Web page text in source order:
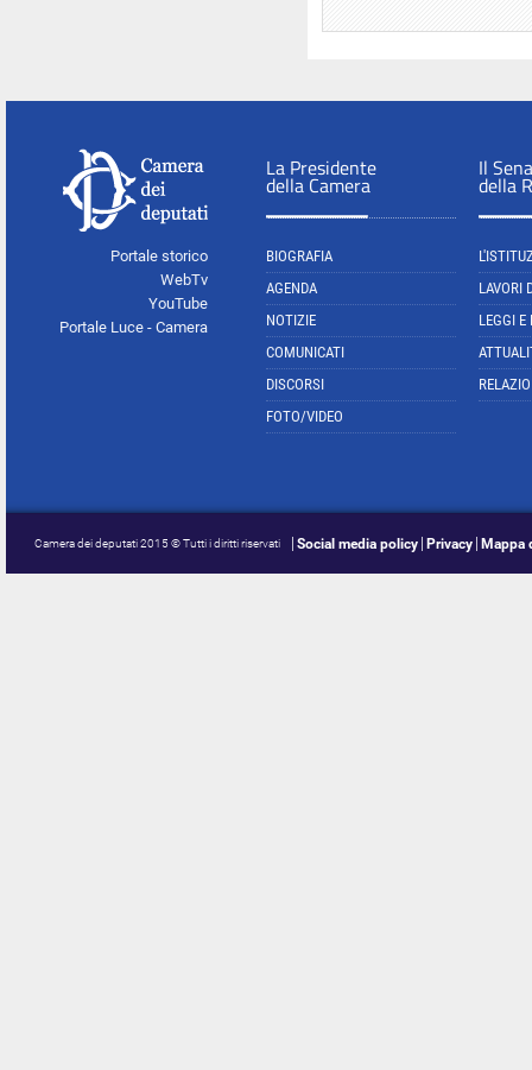
Portale storico
WebTv
YouTube
Portale Luce - Camera
La Presidente
della Camera
BIOGRAFIA
AGENDA
NOTIZIE
COMUNICATI
DISCORSI
FOTO/VIDEO
Il
della
LAVORI
LEGGI E
Camera dei deputati 2015 © Tutti i diritti riservati Social media policy Privacy Mappa